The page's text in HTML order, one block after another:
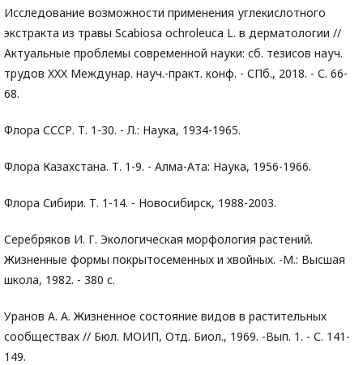
Исследование возможности применения углекислотного
экстракта из травы Scabiosa ochroleuca L. в дерматологии //
Актуальные проблемы современной науки: сб. тезисов науч.
трудов XXX Междунар. науч.-практ. конф. - СПб., 2018. - С. 66-
68.
Флора СССР. Т. 1-30. - Л.: Наука, 1934-1965.
Флора Казахстана. Т. 1-9. - Алма-Ата: Наука, 1956-1966.
Флора Сибири. Т. 1-14. - Новосибирск, 1988-2003.
Серебряков И. Г. Экологическая морфология растений.
Жизненные формы покрытосеменных и хвойных. -М.: Высшая
школа, 1982. - 380 с.
Уранов А. А. Жизненное состояние видов в растительных
сообществах // Бюл. МОИП, Отд. Биол., 1969. -Вып. 1. - С. 141-
149.